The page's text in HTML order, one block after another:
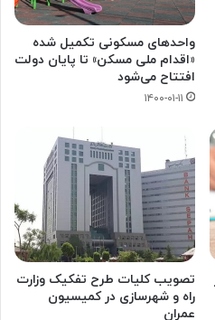
واحدهای مسکونی تکمیل شده
«اقدام ملی مسکن» تا پایان دولت
افتتاح می‌شود
۱۴۰۰-۰۱-۱۱
تصویب کلیات طرح تفکیک وزارت
راه و شهرسازی در کمیسیون
عمران